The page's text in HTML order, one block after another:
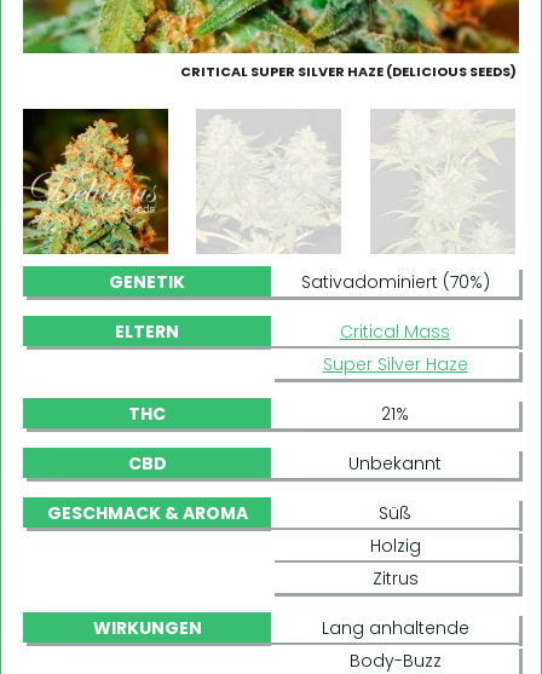
CRITICAL SUPER SILVER HAZE (DELICIOUS SEEDS)
GENETIK Sativadominiert (70%)
ELTERN
Critical Mass
Super Silver Haze
THC 21%
CBD Unbekannt
GESCHMACK & AROMA
Süß
Holzig
Zitrus
WIRKUNGEN
Lang anhaltende
Body-Buzz